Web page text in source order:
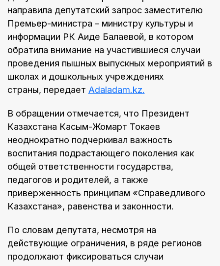
направила депутатский запрос заместителю
Премьер-министра – министру культуры и
информации РК Аиде Балаевой, в котором
обратила внимание на участившиеся случаи
проведения пышных выпускных мероприятий в
школах и дошкольных учреждениях
страны, передает Adaladam.kz.
В обращении отмечается, что Президент
Казахстана Касым-Жомарт Токаев
неоднократно подчеркивал важность
воспитания подрастающего поколения как
общей ответственности государства,
педагогов и родителей, а также
приверженность принципам «Справедливого
Казахстана», равенства и законности.
По словам депутата, несмотря на
действующие ограничения, в ряде регионов
продолжают фиксироваться случаи